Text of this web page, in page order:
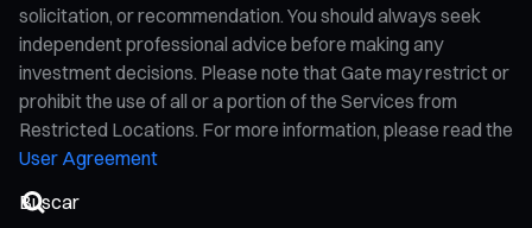
solicitation, or recommendation. You should always seek
independent professional advice before making any
investment decisions. Please note that Gate may restrict or
prohibit the use of all or a portion of the Services from
Restricted Locations. For more information, please read the
User Agreement